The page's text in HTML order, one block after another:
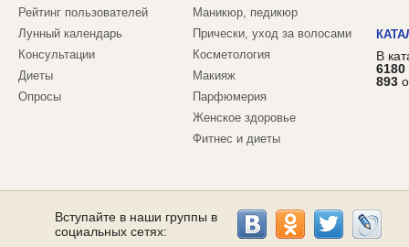
Рейтинг пользователей
Лунный календарь
Консультации
Диеты
Опросы
Маникюр, педикюр
Прически, уход за волосами
Косметология
Макияж
Парфюмерия
Женское здоровье
Фитнес и диеты
В
6180
893
Вступайте в наши группы в
социальных сетях: